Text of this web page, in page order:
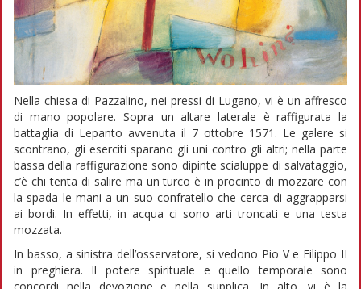
Nella chiesa di Pazzalino, nei pressi di Lugano, vi è un affresco
di mano popolare. Sopra un altare laterale è raffigurata la
battaglia di Lepanto avvenuta il 7 ottobre 1571. Le galere si
scontrano, gli eserciti sparano gli uni contro gli altri; nella parte
bassa della raffigurazione sono dipinte scialuppe di salvataggio,
c’è chi tenta di salire ma un turco è in procinto di mozzare con
la spada le mani a un suo confratello che cerca di aggrapparsi
ai bordi. In effetti, in acqua ci sono arti troncati e una testa
mozzata.
In basso, a sinistra dell’osservatore, si vedono Pio V e Filippo II
in preghiera. Il potere spirituale e quello temporale sono